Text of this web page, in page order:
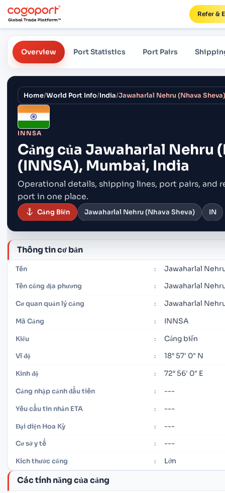
Refer &
Overview Port Statistics Port Pairs
Home/World Port Info/India/
INNSA
Cảng của Jawaharlal Nehru
(INNSA), Mumbai, India
Operational details, shipping lines, port pairs, and
port in one place.
Cảng Biển Jawaharlal Nehru (Nhava Sheva) IN
Thông tin cơ bản
Tên : Jawaharlal
Tên cổng địa phương : Jawaharlal
Cơ quan quản lý cảng : Jawaharlal
Mã Cảng : INNSA
Kiểu : Cảng biển
Vĩ độ : 18° 57' 0" N
Kinh độ : 72° 56' 0" E
Cảng nhập cảnh đầu tiên : ---
Yêu cầu tin nhắn ETA : ---
Đại diện Hoa Kỳ : ---
Cơ sở y tế : ---
Kích thước cổng : Lớn
Các tính năng của cảng